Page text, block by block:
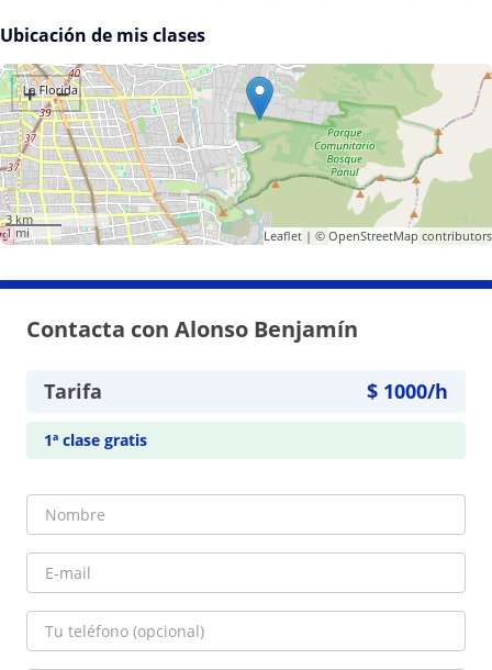
Ubicación de mis clases
+ −
3 km
1 mi
Leaflet| © OpenStreetMap contributors
Contacta con Alonso Benjamín
Tarifa $ 1000/h
1ª clase gratis